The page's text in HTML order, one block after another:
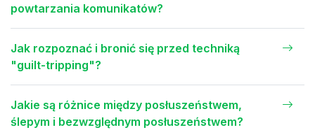
powtarzania komunikatów?
Jak rozpoznać i bronić się przed techniką
"guilt-tripping"?
Jakie są różnice między posłuszeństwem,
ślepym i bezwzględnym posłuszeństwem?